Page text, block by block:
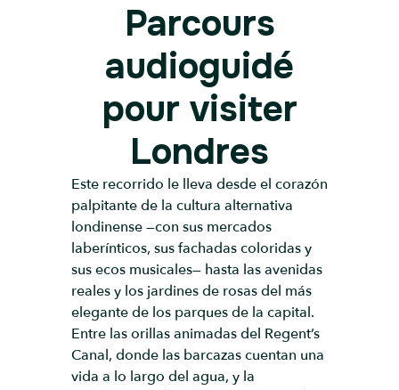
Parcours
audioguidé
pour visiter
Londres
Este recorrido le lleva desde el corazón
palpitante de la cultura alternativa
londinense —con sus mercados
laberínticos, sus fachadas coloridas y
sus ecos musicales— hasta las avenidas
reales y los jardines de rosas del más
elegante de los parques de la capital.
Entre las orillas animadas del Regent’s
Canal, donde las barcazas cuentan una
vida a lo largo del agua, y la